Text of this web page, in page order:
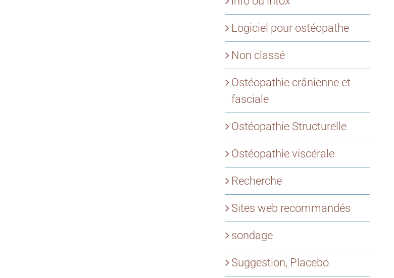
Logiciel pour ostéopathe
Non classé
Ostéopathie crânienne et
fasciale
Ostéopathie Structurelle
Ostéopathie viscérale
Recherche
Sites web recommandés
sondage
Suggestion, Placebo